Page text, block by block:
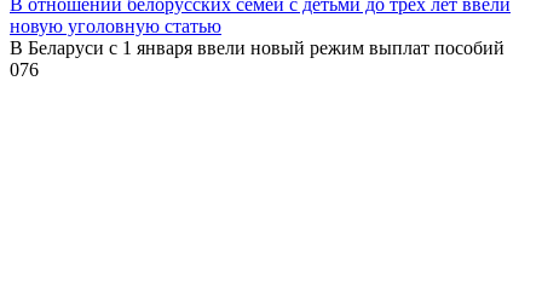
новую уголовную статью
В Беларуси с 1 января ввели новый режим выплат пособий
076